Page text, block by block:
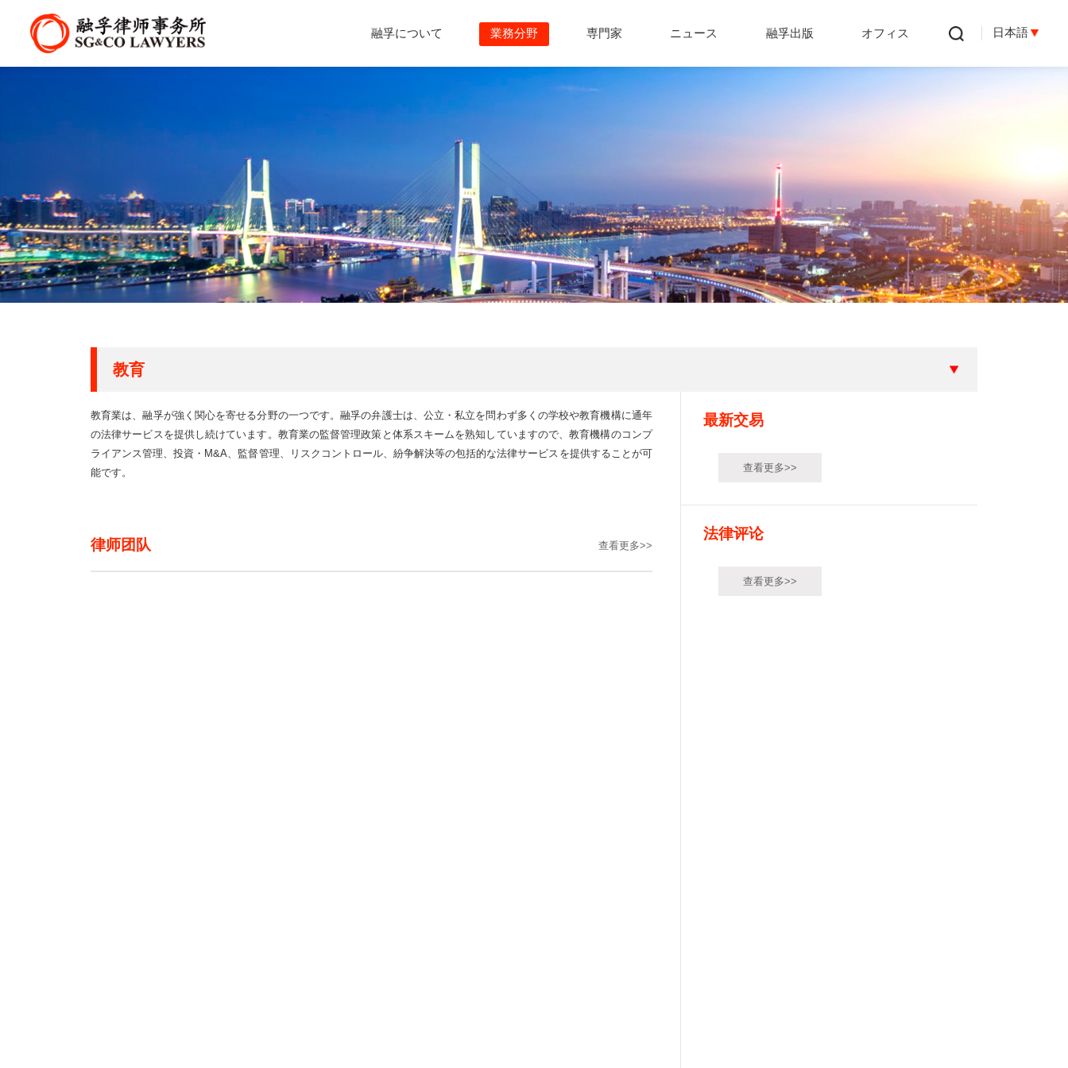
日本語
融孚について 業務分野 専門家 ニュース 融孚出版 オフィス
教育
教育業は、融孚が強く関心を寄せる分野の一つです。融孚の弁護士は、公立・私立を問わず多くの学校や教育機構に通年
の法律サービスを提供し続けています。教育業の監督管理政策と体系スキームを熟知していますので、教育機構のコンプ
ライアンス管理、投資・M&A、監督管理、リスクコントロール、紛争解決等の包括的な法律サービスを提供することが可
能です。
律师团队 查看更多>>
最新交易
查看更多>>
法律评论
查看更多>>